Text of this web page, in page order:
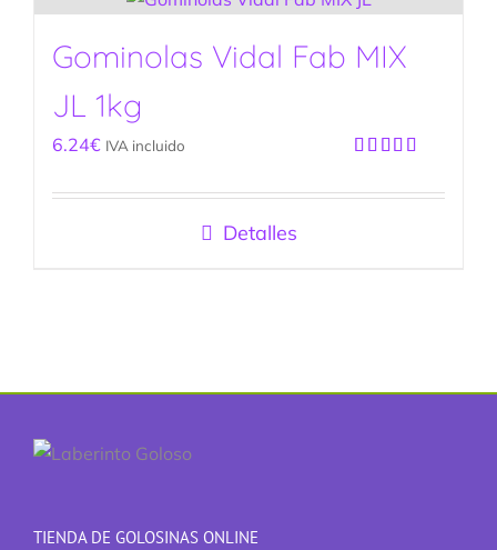
Gominolas Vidal Fab MIX
JL 1kg
con5.00de
6.24€ IVA incluido
Detalles
TIENDA DE GOLOSINAS ONLINE